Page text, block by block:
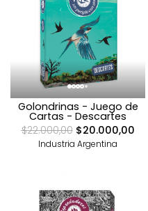
Golondrinas - Juego de
Cartas - Descartes
$22.000,00$20.000,00
Industria Argentina